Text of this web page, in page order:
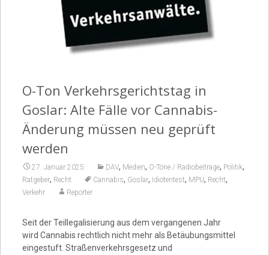
O-Ton Verkehrsgerichtstag in
Goslar: Alte Fälle vor Cannabis-
Änderung müssen neu geprüft
werden
27. Januar 2025 DAV, Medien, O-Töne / Radiobeiträge, Politik,
Ratgeber, Recht Cannabis, Goslar, Idiotentest, MPU, Recht,
Verkehr Reporter
Seit der Teillegalisierung aus dem vergangenen Jahr
wird Cannabis rechtlich nicht mehr als Betäubungsmittel
eingestuft. Straßenverkehrsgesetz und